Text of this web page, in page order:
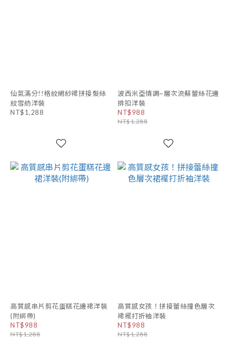
仙氣滿分!!格紋網紗裙拼接髮絲
紋雪紡洋裝
NT$1,288
波西米亞情調~層次流蘇蕾絲花邊
排扣洋裝
NT$988
NT$1,288
高質感串片剪花蛋糕花邊裙洋裝
(附綁帶)
NT$988
NT$1,288
高質感女孩！拼接蕾絲撞色層次
裙襬打折袖洋裝
NT$988
NT$1,288